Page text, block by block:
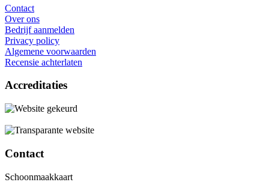
Contact
Over ons
Bedrijf aanmelden
Privacy policy
Algemene voorwaarden
Recensie achterlaten
Accreditaties
Contact
Schoonmaakkaart